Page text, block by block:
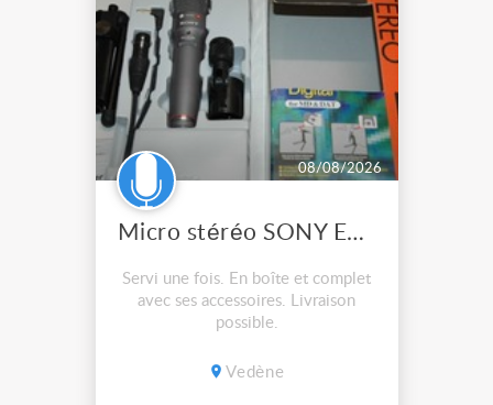
08/08/2026
Micro stéréo SONY ECMMS957
Servi une fois. En boîte et complet
avec ses accessoires. Livraison
possible.
Vedène